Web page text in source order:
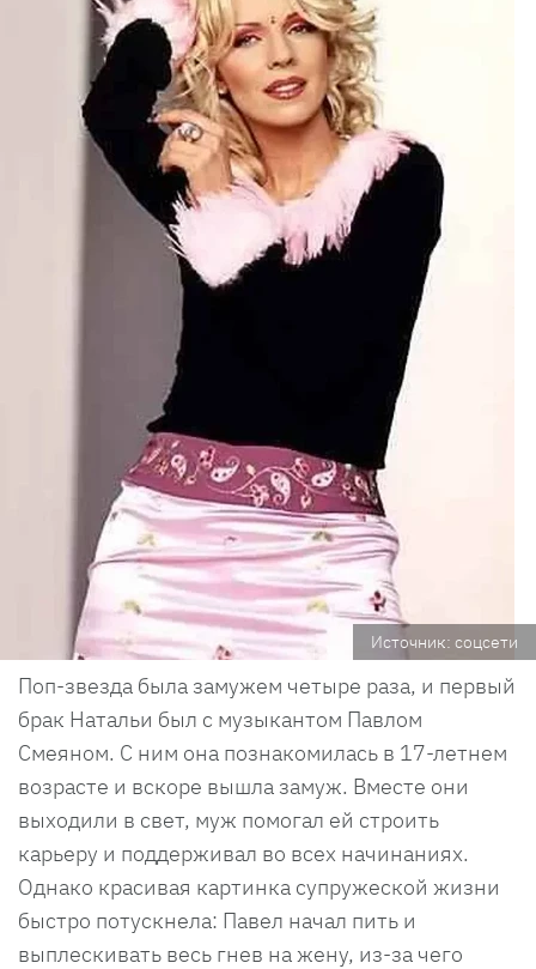
Источник: соцсети
Поп-звезда была замужем четыре раза, и первый
брак Натальи был с музыкантом Павлом
Смеяном. С ним она познакомилась в 17-летнем
возрасте и вскоре вышла замуж. Вместе они
выходили в свет, муж помогал ей строить
карьеру и поддерживал во всех начинаниях.
Однако красивая картинка супружеской жизни
быстро потускнела: Павел начал пить и
выплескивать весь гнев на жену, из-за чего